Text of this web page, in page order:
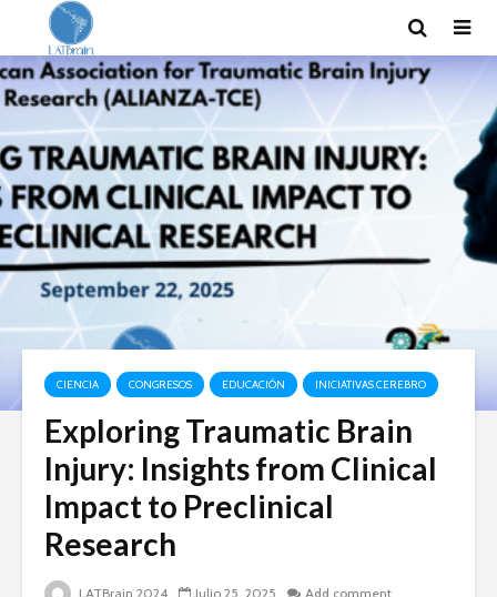
CIENCIA CONGRESOS EDUCACIÓN INICIATIVAS CEREBRO
Exploring Traumatic Brain
Injury: Insights from Clinical
Impact to Preclinical
Research
LATBrain 2024 Julio 25, 2025
Add comment